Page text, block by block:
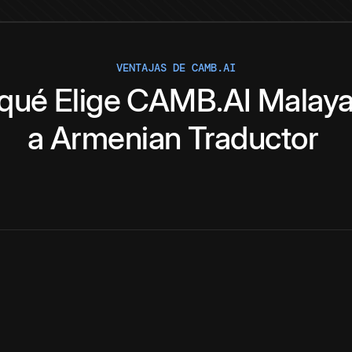
VENTAJAS DE CAMB.AI
EligeCAMB.AI
a Armenian Traductor